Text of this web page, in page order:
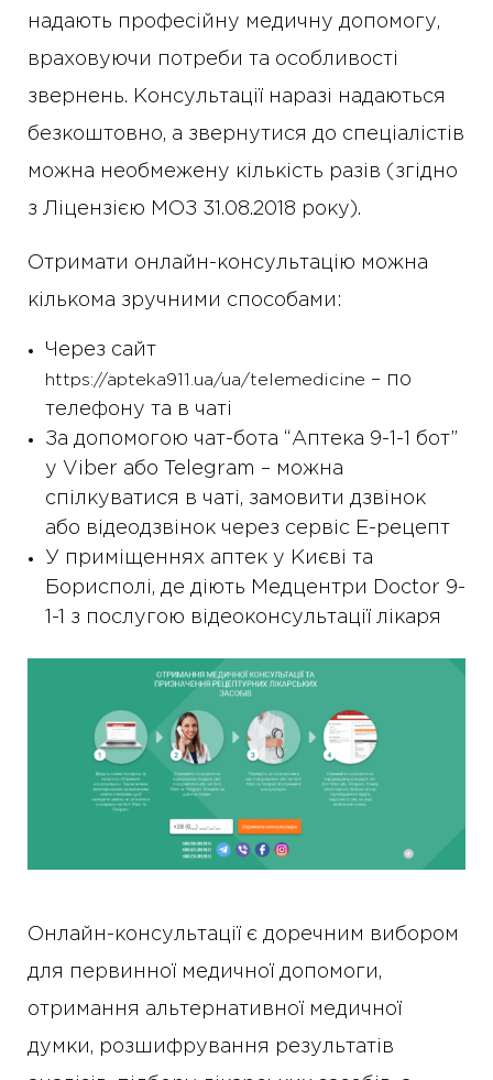
надають професійну медичну допомогу,
враховуючи потреби та особливості
звернень. Консультації наразі надаються
безкоштовно, а звернутися до спеціалістів
можна необмежену кількість разів (згідно
з Ліцензією МОЗ 31.08.2018 року).
Отримати онлайн-консультацію можна
кількома зручними способами:
Через сайт
https://apteka911.ua/ua/telemedicine – по
телефону та в чаті
За допомогою чат-бота “Аптека 9-1-1 бот”
у Viber або Telegram – можна
спілкуватися в чаті, замовити дзвінок
або відеодзвінок через сервіс Е-рецепт
У приміщеннях аптек у Києві та
Борисполі, де діють Медцентри Doctor 9-
1-1 з послугою відеоконсультації лікаря
Онлайн-консультації є доречним вибором
для первинної медичної допомоги,
отримання альтернативної медичної
думки, розшифрування результатів